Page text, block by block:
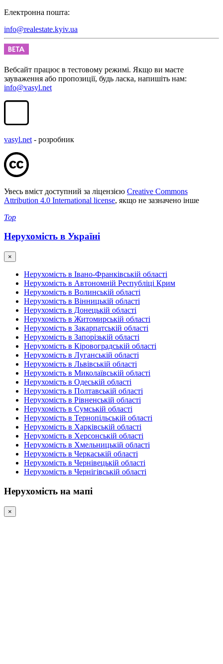
Електронна пошта:
info@realestate.kyiv.ua
Вебсайт працює в тестовому режимі. Якщо ви маєте
зауваження або пропозиції, будь ласка, напишіть нам:
info@vasyl.net
vasyl.net - розробник
Увесь вміст доступний за ліцензією Creative Commons
Attribution 4.0 International license, якщо не зазначено інше
Top
Нерухомість в Україні
×
Нерухомість в Івано-Франківській області
Нерухомість в Автономній Республіці Крим
Нерухомість в Волинській області
Нерухомість в Вінницькій області
Нерухомість в Донецькій області
Нерухомість в Житомирській області
Нерухомість в Закарпатській області
Нерухомість в Запорізькій області
Нерухомість в Кіровоградській області
Нерухомість в Луганській області
Нерухомість в Львівській області
Нерухомість в Миколаївській області
Нерухомість в Одеській області
Нерухомість в Полтавській області
Нерухомість в Рівненській області
Нерухомість в Сумській області
Нерухомість в Тернопільській області
Нерухомість в Харківській області
Нерухомість в Херсонській області
Нерухомість в Хмельницькій області
Нерухомість в Черкаській області
Нерухомість в Чернівецькій області
Нерухомість в Чернігівській області
Нерухомість на мапі
×